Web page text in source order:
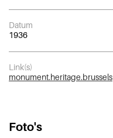
Datum
1936
Link(s)
monument.heritage.brussels
Foto's